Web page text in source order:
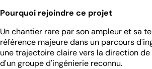
Pourquoi rejoindre ce projet
Un chantier rare par son ampleur et sa
référence majeure dans un parcours
une trajectoire claire vers la direction
d'un groupe d'ingénierie reconnu.